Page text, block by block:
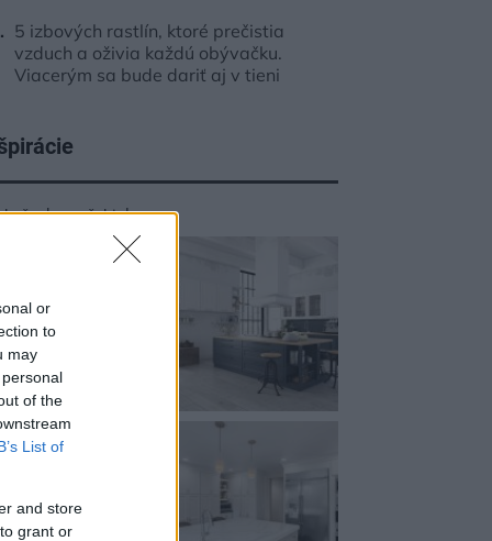
or
to
may
of the
List of
and store
grant or
5 izbových rastlín, ktoré prečistia
vzduch a oživia každú obývačku.
Viacerým sa bude dariť aj v tieni
,kameň,biela